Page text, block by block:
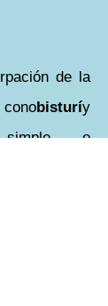
de la
bisturíy
simple o